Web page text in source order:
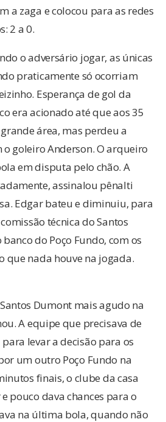
a zaga e colocou para as redes
2 a 0.
o adversário jogar, as únicas
praticamente só ocorriam
Esperança de gol da
era acionado até que aos 35
área, mas perdeu a
goleiro Anderson. O arqueiro
em disputa pelo chão. A
assinalou pênalti
Edgar bateu e diminuiu, para
técnica do Santos
do Poço Fundo, com os
que nada houve na jogada.
Dumont mais agudo na
A equipe que precisava de
levar a decisão para os
um outro Poço Fundo na
finais, o clube da casa
pouco dava chances para o
na última bola, quando não